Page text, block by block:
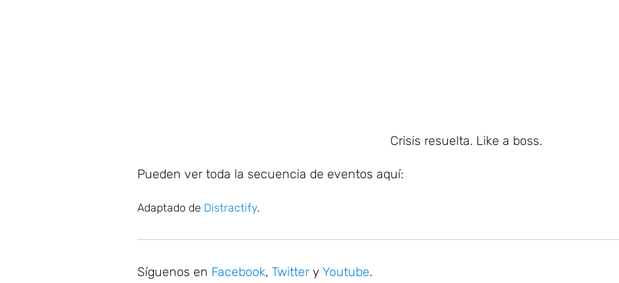
Crisis resuelta. Like a boss.
Pueden ver toda la secuencia de eventos aquí:
Adaptado de Distractify.
Síguenos en Facebook, Twitter y Youtube.